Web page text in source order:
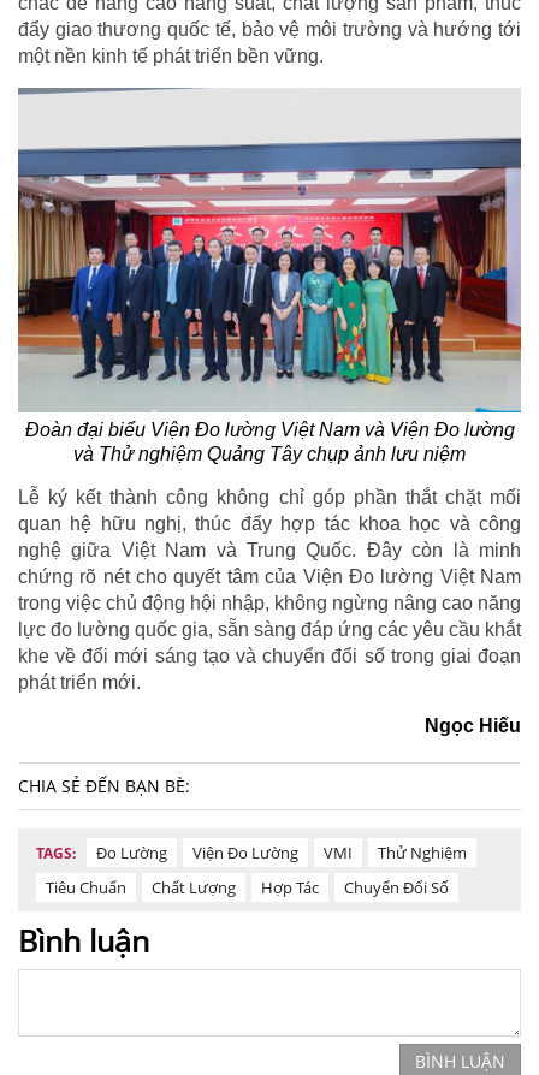
đẩy giao thương quốc tế, bảo vệ môi trường và hướng tới
một nền kinh tế phát triển bền vững.
Đoàn đại biểu Viện Đo lường Việt Nam và Viện Đo lường
và Thử nghiệm Quảng Tây chụp ảnh lưu niệm
Lễ ký kết thành công không chỉ góp phần thắt chặt mối
quan hệ hữu nghị, thúc đẩy hợp tác khoa học và công
nghệ giữa Việt Nam và Trung Quốc. Đây còn là minh
chứng rõ nét cho quyết tâm của Viện Đo lường Việt Nam
trong việc chủ động hội nhập, không ngừng nâng cao năng
lực đo lường quốc gia, sẵn sàng đáp ứng các yêu cầu khắt
khe về đổi mới sáng tạo và chuyển đổi số trong giai đoạn
phát triển mới.
Ngọc Hiếu
CHIA SẺ ĐẾN BẠN BÈ:
TAGS: Đo Lường Viện Đo Lường VMI
Thử Nghiệm
Tiêu Chuẩn
Chất Lượng Hợp Tác Chuyển Đổi Số
Bình luận
BÌNH LUẬN